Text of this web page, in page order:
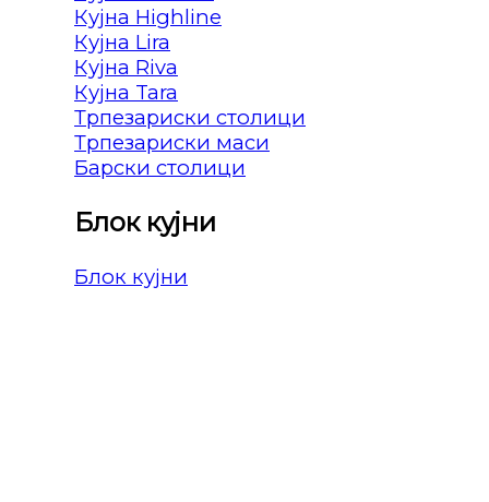
Кујна Highline
Кујна Lira
Кујна Riva
Кујна Tara
Трпезариски столици
Трпезариски маси
Барски столици
Блок кујни
Блок кујни